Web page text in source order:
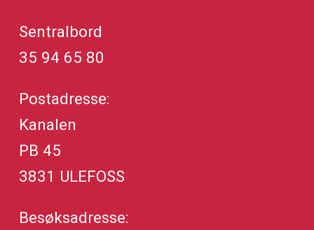
Sentralbord
35 94 65 80
Postadresse:
Kanalen
PB 45
3831 ULEFOSS
Besøksadresse: